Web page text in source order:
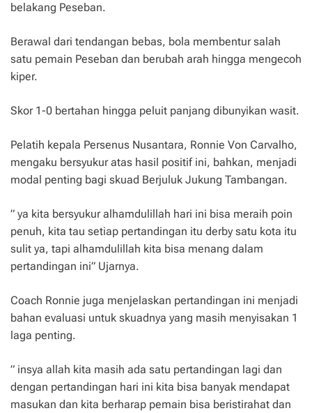
belakang Peseban.
Berawal dari tendangan bebas, bola membentur salah
satu pemain Peseban dan berubah arah hingga mengecoh
kiper.
Skor 1-0 bertahan hingga peluit panjang dibunyikan wasit.
Pelatih kepala Persenus Nusantara, Ronnie Von Carvalho,
mengaku bersyukur atas hasil positif ini, bahkan, menjadi
modal penting bagi skuad Berjuluk Jukung Tambangan.
” ya kita bersyukur alhamdulillah hari ini bisa meraih poin
penuh, kita tau setiap pertandingan itu derby satu kota itu
sulit ya, tapi alhamdulillah kita bisa menang dalam
pertandingan ini” Ujarnya.
Coach Ronnie juga menjelaskan pertandingan ini menjadi
bahan evaluasi untuk skuadnya yang masih menyisakan 1
laga penting.
” insya allah kita masih ada satu pertandingan lagi dan
dengan pertandingan hari ini kita bisa banyak mendapat
masukan dan kita berharap pemain bisa beristirahat dan